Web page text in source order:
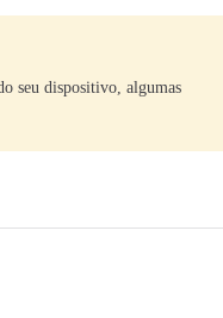
seu dispositivo, algumas